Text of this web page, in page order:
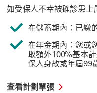
如受保人不幸被確診患上
在儲蓄期內：已繳
在年金期內：您或
取額外100%基本
保人身故或年屆99
查看計劃單張